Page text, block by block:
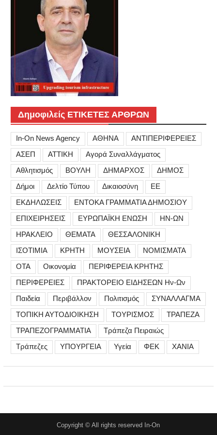
Δημοφιλείς ΕΤΙΚΕΤΕΣ ΑΡΘΡΩΝ
In-On News Agency ΑΘΗΝΑ
ΑΝΤΙΠΕΡΙΦΕΡΕΙΕΣ
ΑΣΕΠ
ΑΤΤΙΚΗ
Αγορά Συναλλάγματος
Αθλητισμός
ΒΟΥΛΗ ΔΗΜΑΡΧΟΣ
ΔΗΜΟΣ
Δήμοι
Δελτίο Τύπου Δικαιοσύνη
ΕΕ
ΕΚΔΗΛΩΣΕΙΣ
ΕΝΤΟΚΑ ΓΡΑΜΜΑΤΙΑ ΔΗΜΟΣΙΟΥ
ΕΠΙΧΕΙΡΗΣΕΙΣ
ΕΥΡΩΠΑΪΚΗ ΕΝΩΣΗ
ΗΝ-ΩΝ
ΗΡΑΚΛΕΙΟ
ΘΕΜΑΤΑ
ΘΕΣΣΑΛΟΝΙΚΗ
ΙΣΟΤΙΜΙΑ
ΚΡΗΤΗ ΜΟΥΣΕΙΑ
ΝΟΜΙΣΜΑΤΑ
ΟΤΑ
Οικονομία
ΠΕΡΙΦΕΡΕΙΑ ΚΡΗΤΗΣ
ΠΕΡΙΦΕΡΕΙΕΣ
ΠΡΑΚΤΟΡΕΙΟ ΕΙΔΗΣΕΩΝ Ην-Ων
Παιδεία
Περιβάλλον Πολιτισμός
ΣΥΝΑΛΛΑΓΜΑ
ΤΟΠΙΚΗ ΑΥΤΟΔΙΟΙΚΗΣΗ
ΤΟΥΡΙΣΜΟΣ
ΤΡΑΠΕΖΑ
ΤΡΑΠΕΖΟΓΡΑΜΜΑΤΙΑ
Τράπεζα Πειραιώς
Τράπεζες
ΥΠΟΥΡΓΕΙΑ Υγεία ΦΕΚ ΧΑΝΙΑ
Copyright © All rights reserved In-On